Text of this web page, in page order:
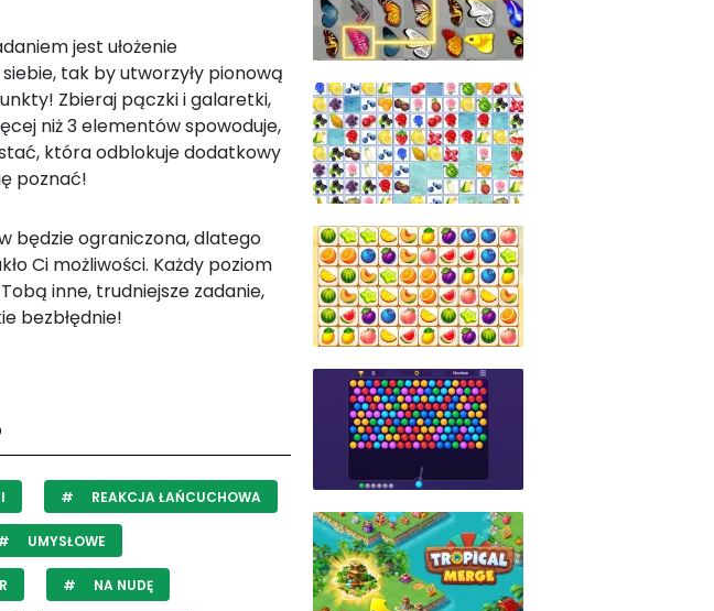
jest ułożenie
tak by utworzyły pionową
Zbieraj pączki i galaretki,
niż 3 elementów spowoduje,
która odblokuje dodatkowy
poznać!
będzie ograniczona, dlatego
Ci możliwości. Każdy poziom
inne, trudniejsze zadanie,
bezbłędnie!
REAKCJA ŁAŃCUCHOWA
UMYSŁOWE
NA NUDĘ